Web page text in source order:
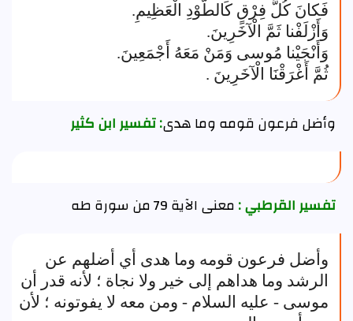
فَكانَ كُلُّ فِرْقٍ كَالطَّوْدِ الْعَظِيمِ.
وَأَزْلَفْنا ثَمَّ الْآخَرِينَ.
وَأَنْجَيْنا مُوسى وَمَنْ مَعَهُ أَجْمَعِينَ.
ثُمَّ أَغْرَقْنَا الْآخَرِينَ .
وأضل فرعون قومه وما هدى: تفسير ابن كثير
تفسير القرطبي :معنى الآية 79 من سورة طه
وأضل فرعون قومه وما هدى أي أضلهم عن
الرشد وما هداهم إلى خير ولا نجاة ؛ لأنه قدر أن
موسى - عليه السلام - ومن معه لا يفوتونه ؛ لأن